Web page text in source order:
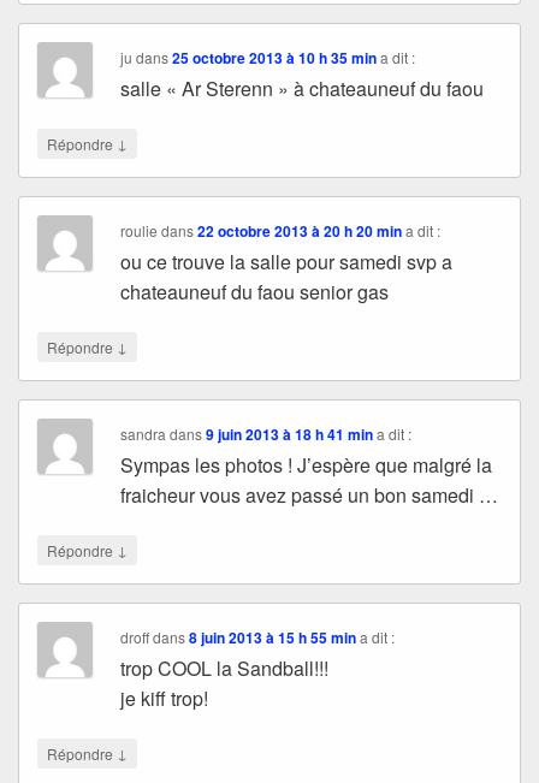
ju dans25 octobre 2013 à 10 h 35 min a dit :
salle « Ar Sterenn » à chateauneuf du faou
Répondre ↓
roulie dans22 octobre 2013 à 20 h 20 min a dit :
ou ce trouve la salle pour samedi svp a
chateauneuf du faou senior gas
Répondre ↓
sandra dans9 juin 2013 à 18 h 41 min a dit :
Sympas les photos ! J’espère que malgré la
fraicheur vous avez passé un bon samedi …
Répondre ↓
droffdans8 juin 2013 à 15 h 55 min a dit :
trop COOL la Sandball!!!
je kiff trop!
Répondre ↓